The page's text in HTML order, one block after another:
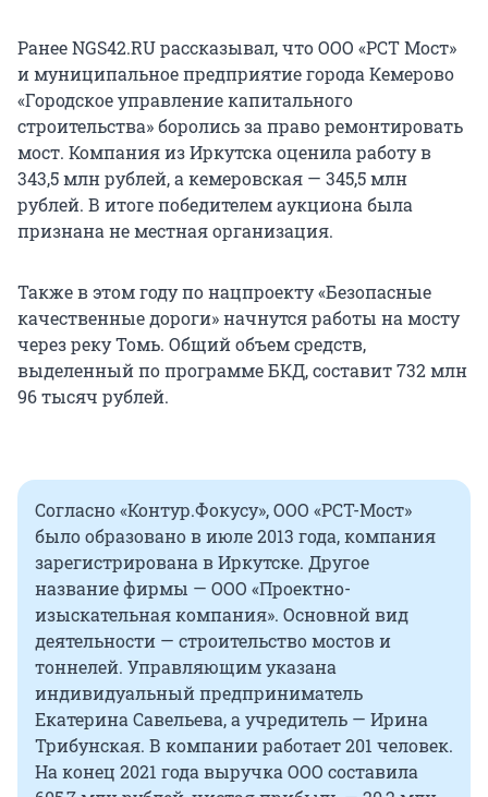
Ранее NGS42.RU рассказывал, что ООО «РСТ Мост»
и муниципальное предприятие города Кемерово
«Городское управление капитального
строительства» боролись за право ремонтировать
мост. Компания из Иркутска оценила работу в
343,5 млн рублей, а кемеровская — 345,5 млн
рублей. В итоге победителем аукциона была
признана не местная организация.
Также в этом году по нацпроекту «Безопасные
качественные дороги» начнутся работы на мосту
через реку Томь. Общий объем средств,
выделенный по программе БКД, составит 732 млн
96 тысяч рублей.
Согласно «Контур.Фокусу», ООО «РСТ-Мост»
было образовано в июле 2013 года, компания
зарегистрирована в Иркутске. Другое
название фирмы — ООО «Проектно-
изыскательная компания». Основной вид
деятельности — строительство мостов и
тоннелей. Управляющим указана
индивидуальный предприниматель
Екатерина Савельева, а учредитель — Ирина
Трибунская. В компании работает 201 человек.
На конец 2021 года выручка ООО составила